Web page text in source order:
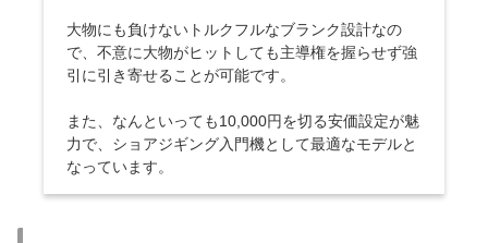
大物にも負けないトルクフルなブランク設計なの
で、不意に大物がヒットしても主導権を握らせず強
引に引き寄せることが可能です。
また、なんといっても10,000円を切る安価設定が魅
力で、ショアジギング入門機として最適なモデルと
なっています。